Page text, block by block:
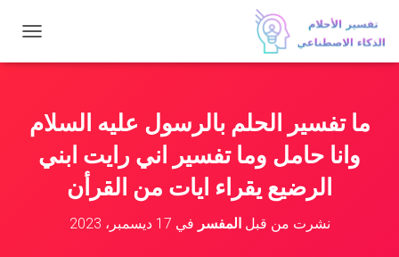
ب
اما تفسير الحلم بالرسول عليه السلام
وانا حامل وما تفسير اني رايت ابني
الرضيع يقراء ايات من القرأن
نشرت من قبلالمفسر في 17 ديسمبر، 2023